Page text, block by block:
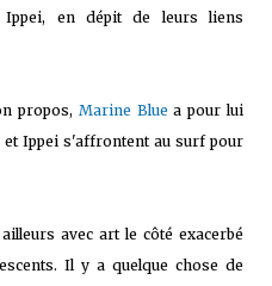
Ippei, en dépit de leurs liens
propos, Marine Blue a pour lui
Ippei s'affrontent au surf pour
avec art le côté exacerbé
Il y a quelque chose de